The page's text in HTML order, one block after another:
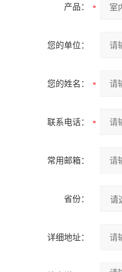
产品：
您的单位：
您的姓名：
联系电话：
常用邮箱：
省份：
详细地址：